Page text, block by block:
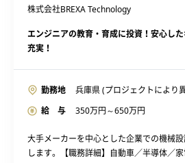
株式会社BREXA Technology
エンジニアの教育・育成に投資！安心し
充実！
勤務地
兵庫県 (プロジェクトにより
給 与
350万円～650万円
大手メーカーを中心とした企業での機械
します。【職務詳細】自動車／半導体／